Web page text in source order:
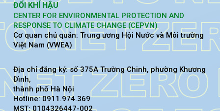
ĐỔI KHÍ HẬU
CENTER FOR ENVIRONMENTAL PROTECTION AND
RESPONSE TO CLIMATE CHANGE (CEPVN)
Cơ quan chủ quản: Trung ương Hội Nước và Môi trường
Việt Nam (VWEA)
Địa chỉ đăng ký: số 375A Trường Chinh, phường Khương
Đình,
thành phố Hà Nội
Hotline: 0911.974.369
MST: 0104326447-002